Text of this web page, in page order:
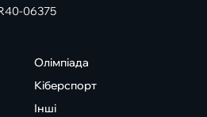
06375
Олімпіада
Кіберспорт
Інші